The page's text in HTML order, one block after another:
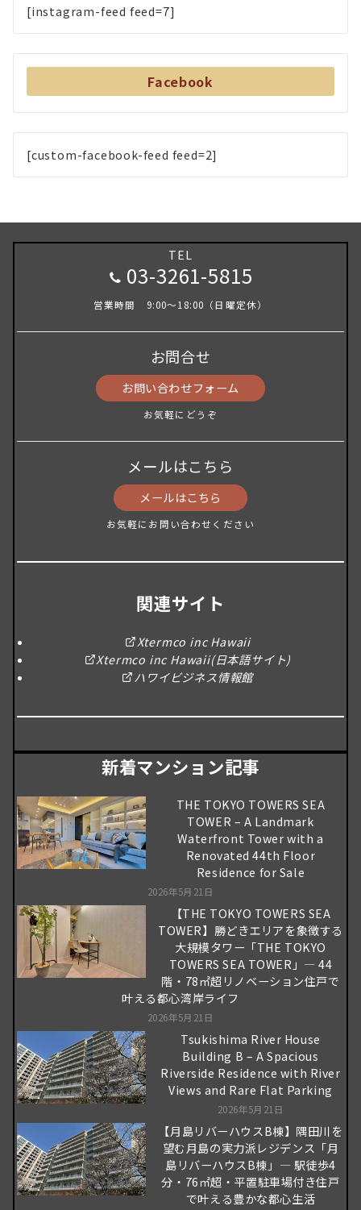
[instagram-feed feed=7]
Facebook
[custom-facebook-feed feed=2]
TEL
03-3261-5815
営業時間 9:00～18:00（日曜定休）
お問合せ
お問い合わせフォーム
お気軽にどうぞ
メールはこちら
メールはこちら
お気軽にお問い合わせください
関連サイト
Xtermco inc Hawaii
Xtermco inc Hawaii(日本語サイト)
ハワイビジネス情報館
新着マンション記事
THE TOKYO TOWERS SEA
TOWER – A Landmark
Waterfront Tower with a
Renovated 44th Floor
Residence for Sale
2026年5月21日
【THE TOKYO TOWERS SEA
TOWER】勝どきエリアを象徴する
大規模タワー「THE TOKYO
TOWERS SEA TOWER」― 44
階・78㎡超リノベーション住戸で
叶える都心湾岸ライフ
2026年5月21日
Tsukishima River House
Building B – A Spacious
Riverside Residence with River
Views and Rare Flat Parking
2026年5月21日
【月島リバーハウスB棟】隅田川を
望む月島の実力派レジデンス「月
島リバーハウスB棟」― 駅徒歩4
分・76㎡超・平置駐車場付き住戸
で叶える豊かな都心生活